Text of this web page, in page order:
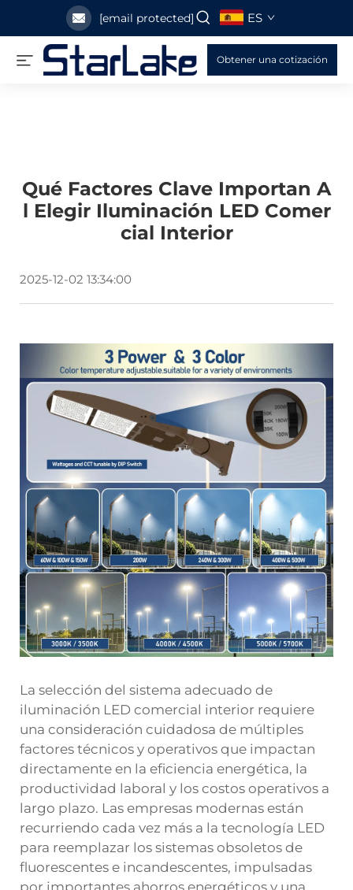
[email protected] ES
Obtener una cotización
Qué Factores Clave Importan A
L Elegir Iluminación LED Comer
Cial Interior
2025-12-02 13:34:00
La selección del sistema adecuado de
iluminación LED comercial interior requiere
una consideración cuidadosa de múltiples
factores técnicos y operativos que impactan
directamente en la eficiencia energética, la
productividad laboral y los costos operativos a
largo plazo. Las empresas modernas están
recurriendo cada vez más a la tecnología LED
para reemplazar los sistemas obsoletos de
fluorescentes e incandescentes, impulsadas
por importantes ahorros energéticos y una